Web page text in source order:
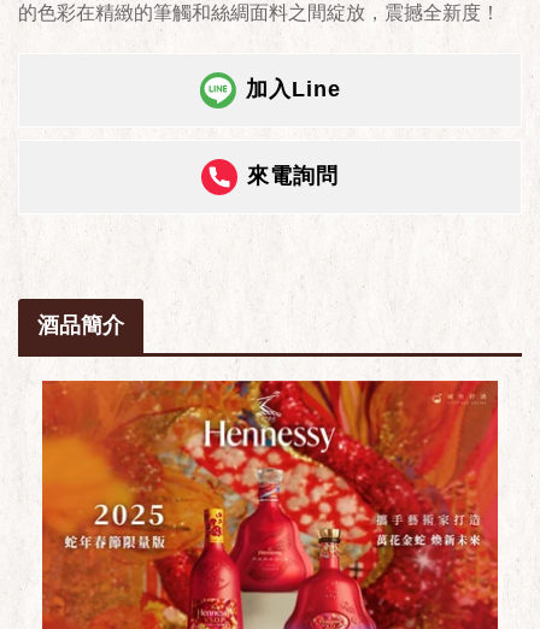
的色彩在精緻的筆觸和絲綢面料之間綻放，震撼全新度！
加入Line
來電詢問
酒品簡介